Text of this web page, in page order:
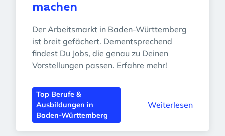
machen
Der Arbeitsmarkt in Baden-Württemberg
ist breit gefächert. Dementsprechend
findest Du Jobs, die genau zu Deinen
Vorstellungen passen. Erfahre mehr!
Top Berufe &
Ausbildungen in
Baden-Württemberg
Weiterlesen